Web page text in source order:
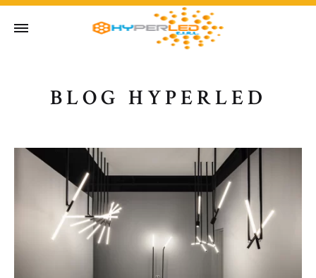
BLOG HYPERLED